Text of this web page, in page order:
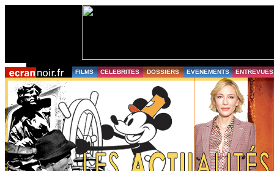
FILMS CELEBRITES DOSSIERS EVENEMENTS ENTREVUES